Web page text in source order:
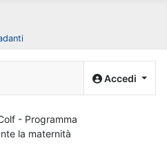
Accedi
- Programma
la maternità